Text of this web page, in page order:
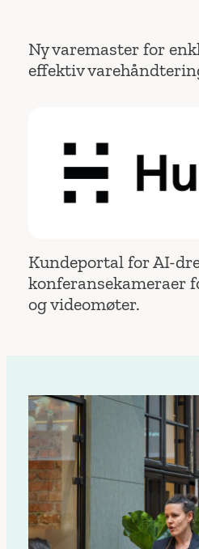
Ny varemaster for
effektiv
Kundeportal for AI-
konferansekameraer
og videomøter.